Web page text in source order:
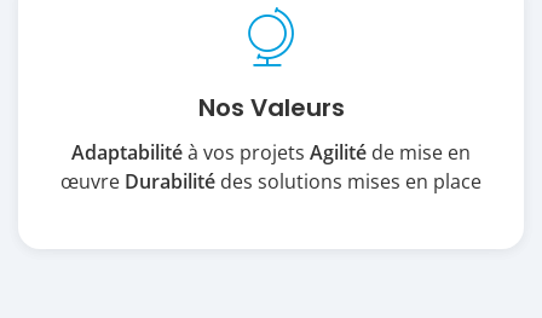
Nos Valeurs
Adaptabilitéà vos projets Agilité de mise en
œuvre Durabilité des solutions mises en place